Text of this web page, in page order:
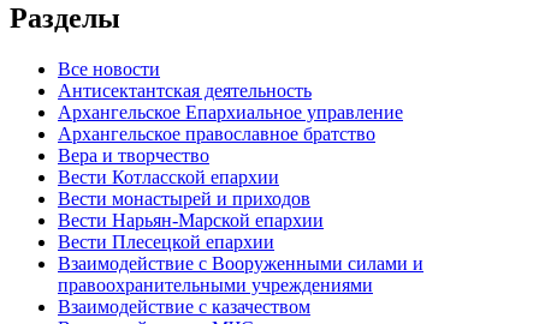
Разделы
Все новости
Антисектантская деятельность
Архангельское Епархиальное управление
Архангельское православное братство
Вера и творчество
Вести Котласской епархии
Вести монастырей и приходов
Вести Нарьян-Марской епархии
Вести Плесецкой епархии
Взаимодействие с Вооруженными силами и
правоохранительными учреждениями
Взаимодействие с казачеством